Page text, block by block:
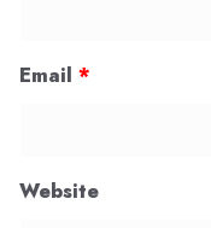
Email *
Website